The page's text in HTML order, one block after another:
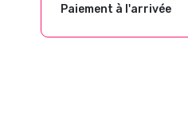
Paiement à l'arrivée